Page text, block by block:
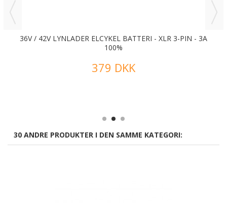
36V / 42V LYNLADER ELCYKEL BATTERI - XLR 3-PIN - 3A
100%
379 DKK
30 ANDRE PRODUKTER I DEN SAMME KATEGORI: